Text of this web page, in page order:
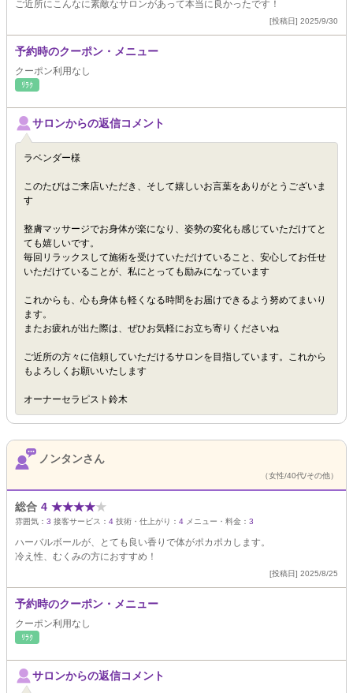
ご近所にこんなに素敵なサロンがあって本当に良かったです！
[投稿日] 2025/9/30
予約時のクーポン・メニュー
クーポン利用なし
ﾘﾗｸ
サロンからの返信コメント
ラベンダー様
このたびはご来店いただき、そして嬉しいお言葉をありがとうございま
す
整膚マッサージでお身体が楽になり、姿勢の変化も感じていただけてと
ても嬉しいです。
毎回リラックスして施術を受けていただけていること、安心してお任せ
いただけていることが、私にとっても励みになっています
これからも、心も身体も軽くなる時間をお届けできるよう努めてまいり
ます。
またお疲れが出た際は、ぜひお気軽にお立ち寄りくださいね
ご近所の方々に信頼していただけるサロンを目指しています。これから
もよろしくお願いいたします
オーナーセラピスト鈴木
ノンタンさん
（女性/40代/その他）
総合 4 ★★★★★
雰囲気： 3 接客サービス： 4 技術・仕上がり： 4 メニュー・料金： 3
ハーバルボールが、とても良い香りで体がポカポカします。
冷え性、むくみの方におすすめ！
[投稿日] 2025/8/25
予約時のクーポン・メニュー
クーポン利用なし
ﾘﾗｸ
サロンからの返信コメント